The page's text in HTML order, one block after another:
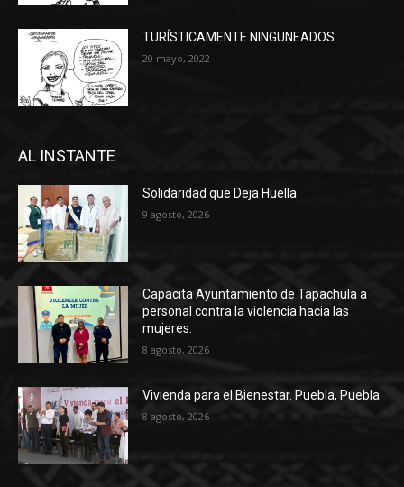
TURÍSTICAMENTE NINGUNEADOS…
20 mayo, 2022
AL INSTANTE
Solidaridad que Deja Huella
9 agosto, 2026
Capacita Ayuntamiento de Tapachula a
personal contra la violencia hacia las
mujeres.
8 agosto, 2026
Vivienda para el Bienestar. Puebla, Puebla
8 agosto, 2026